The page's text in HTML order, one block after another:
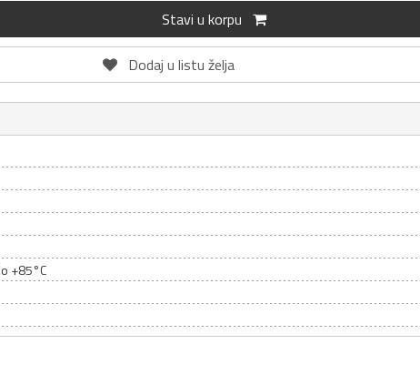
Stavi u korpu
Dodaj u listu želja
+85°C